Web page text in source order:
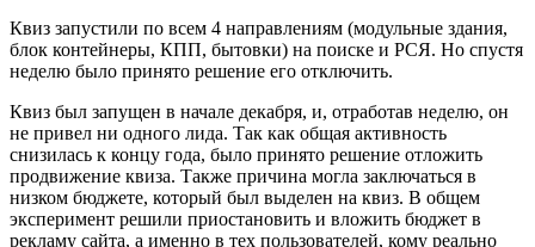
Квиз запустили по всем 4 направлениям (модульные здания,
блок контейнеры, КПП, бытовки) на поиске и РСЯ. Но спустя
неделю было принято решение его отключить.
Квиз был запущен в начале декабря, и, отработав неделю, он
не привел ни одного лида. Так как общая активность
снизилась к концу года, было принято решение отложить
продвижение квиза. Также причина могла заключаться в
низком бюджете, который был выделен на квиз. В общем
эксперимент решили приостановить и вложить бюджет в
рекламу сайта, а именно в тех пользователей, кому реально